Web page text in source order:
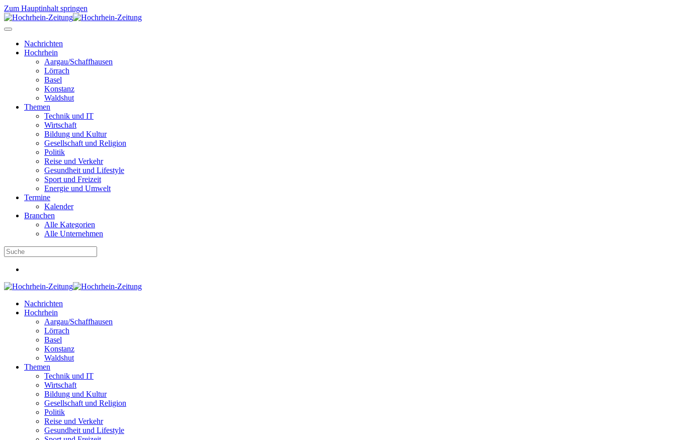
Zum Hauptinhalt springen
Nachrichten
Hochrhein
Aargau/Schaffhausen
Lörrach
Basel
Konstanz
Waldshut
Themen
Technik und IT
Wirtschaft
Bildung und Kultur
Gesellschaft und Religion
Politik
Reise und Verkehr
Gesundheit und Lifestyle
Sport und Freizeit
Energie und Umwelt
Termine
Kalender
Branchen
Alle Kategorien
Alle Unternehmen
Nachrichten
Hochrhein
Aargau/Schaffhausen
Lörrach
Basel
Konstanz
Waldshut
Themen
Technik und IT
Wirtschaft
Bildung und Kultur
Gesellschaft und Religion
Politik
Reise und Verkehr
Gesundheit und Lifestyle